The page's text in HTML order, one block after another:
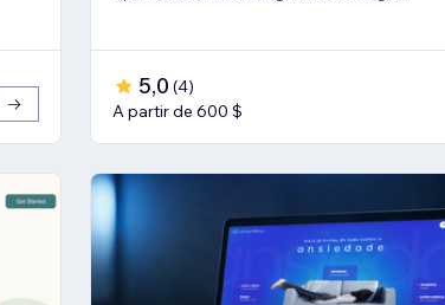
5,0 (4)
A partir de 600 $